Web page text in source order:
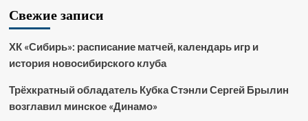
Свежие записи
ХК «Сибирь»: расписание матчей, календарь игр и
история новосибирского клуба
Трёхкратный обладатель Кубка Стэнли Сергей Брылин
возглавил минское «Динамо»